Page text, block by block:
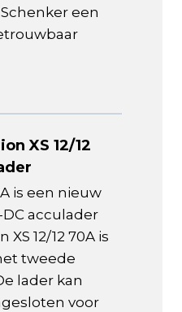
een
XS 12/12
is een nieuw
acculader
12/12 70A is
tweede
lader kan
voor